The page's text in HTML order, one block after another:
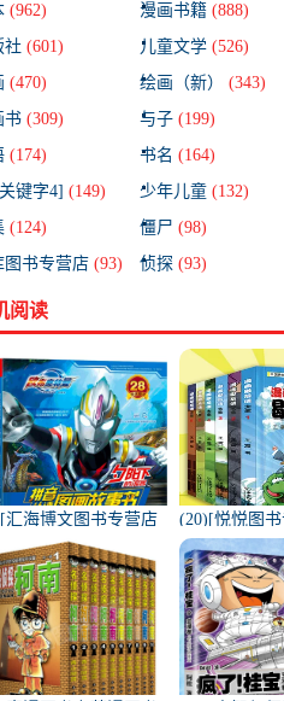
(962) 漫画书籍 (888)
社 (601) 儿童文学 (526)
(470) 绘画（新）
(343)
书 (309) 与子 (199)
(174) 书名 (164)
键字4] (149) 少年儿童 (132)
(124) 僵尸 (98)
图书专营店 (93) 侦探 (93)
阅读
汇海博文图书专营店
,图画书]奥特曼漫画书
全集6册 绘本幼儿园
量522件仅售44.8元
(20)[悦悦图
文学]漫画歇
套6册彩绘版
334件仅售